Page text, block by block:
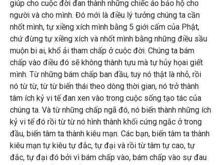
giúp cho cuộc đời đan thành những chiếc áo bảo hộ cho
người và cho mình. Đó mới là điều lý tưởng chúng ta cần
nhốt mình, tự xiềng xích mình bằng 5 giới cấm của Phật,
chứ đừng tự xiềng xích và nhốt mình bằng những điều sầu
muộn bi ai, khổ ải tham chấp ở cuộc đời. Chúng ta bám
chấp vào điều đó sẽ không thành tựu mà tự hủy họai giết
mình. Từ những bám chấp ban đầu, tuy nó thật là nhỏ, rồi
nó từ từ, từ từ biến thái theo dòng thời gian, nó trở thành
tâm ích kỷ vi tế đan xen vào trong cuộc sống tạo tác của
chúng ta. Và từ những chấp ngã đó, nó biến thành những ích
kỷ vi tế đó rồi từ từ nó hình thành khối cứng ngắc ở trong
đầu, biến tâm ta thành kiêu mạn. Các bạn, biến tâm ta thành
kiêu mạn tự kiêu tự đắc, tự đại và rồi từ tâm tự cao, tự
đắc, tự đại đó bởi vì bám chấp vào, bám chấp vào sự đau